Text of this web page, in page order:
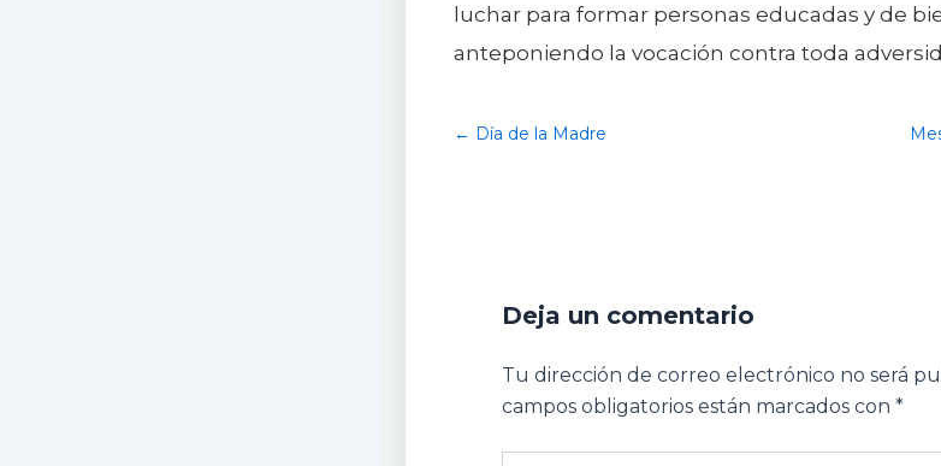
luchar para formar personas educadas y de
anteponiendo la vocación contra toda
← Día de la Madre
Deja un comentario
Tu dirección de correo electrónico no será
campos obligatorios están marcados con *